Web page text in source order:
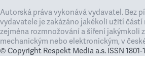
Autorská práva vykonává vydavatel. Bez
vydavatele je zakázáno jakékoli užití částí
zejména rozmnožování a šíření jakýmkoli
mechanickým nebo elektronickým, v
© Copyright Respekt Media a.s. ISSN 1801-